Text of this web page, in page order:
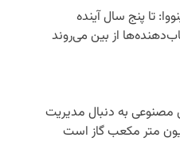
تا پنج سال آینده
از بین می‌روند
به دنبال مدیریت